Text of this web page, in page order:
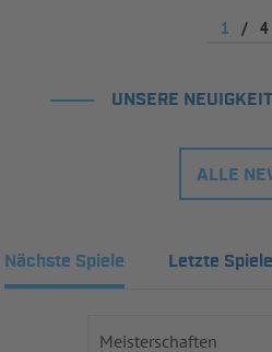
1 / 4
UNSERE
ALLE
Nächste Spiele Letzte Spiele